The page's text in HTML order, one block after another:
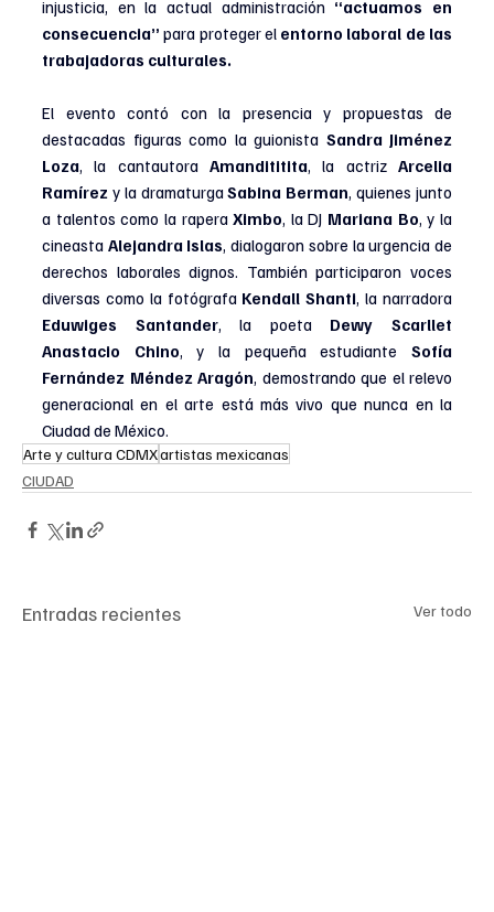
injusticia, en la actual administración “actuamos en
consecuencia” para proteger el entorno laboral de las
trabajadoras culturales.
El evento contó con la presencia y propuestas de
destacadas figuras como la guionista Sandra Jiménez
Loza, la cantautora Amandititita, la actriz Arcelia
Ramírez y la dramaturga Sabina Berman, quienes junto
a talentos como la rapera Ximbo, la DJ Mariana Bo, y la
cineasta Alejandra Islas, dialogaron sobre la urgencia de
derechos laborales dignos. También participaron voces
diversas como la fotógrafa Kendall Shanti
Eduwiges Santander, la poeta Dewy Scarllet
Anastacio Chino, y la pequeña estudiante Sofía
Fernández Méndez Aragón, demostrando que el relevo
generacional en el arte está más vivo que nunca en la
Ciudad de México.
Arte y cultura CDMXartistas mexicanas
CIUDAD
Entradas recientes Ver todo